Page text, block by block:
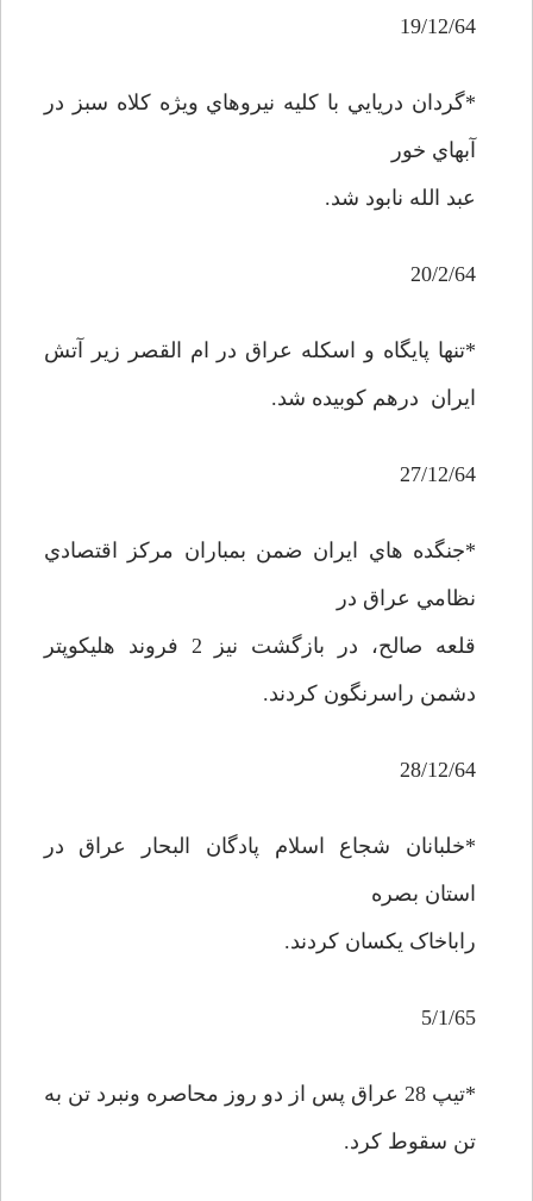
19/12/64
*گردان دريايي با کليه نيروهاي ويژه کلاه سبز در
آبهاي خور
عبد الله نابود شد.
20/2/64
*تنها پايگاه و اسکله عراق در ام القصر زير آتش
ايران درهم کوبيده شد.
27/12/64
*جنگده هاي ايران ضمن بمباران مرکز اقتصادي
نظامي عراق در
قلعه صالح، در بازگشت نيز 2 فروند هليکوپتر
دشمن راسرنگون کردند.
28/12/64
*خلبانان شجاع اسلام پادگان البحار عراق در
استان بصره
راباخاک يکسان کردند.
5/1/65
*تيپ 28 عراق پس از دو روز محاصره ونبرد تن به
تن سقوط کرد.